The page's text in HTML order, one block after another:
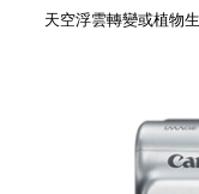
天空浮雲轉變或植物